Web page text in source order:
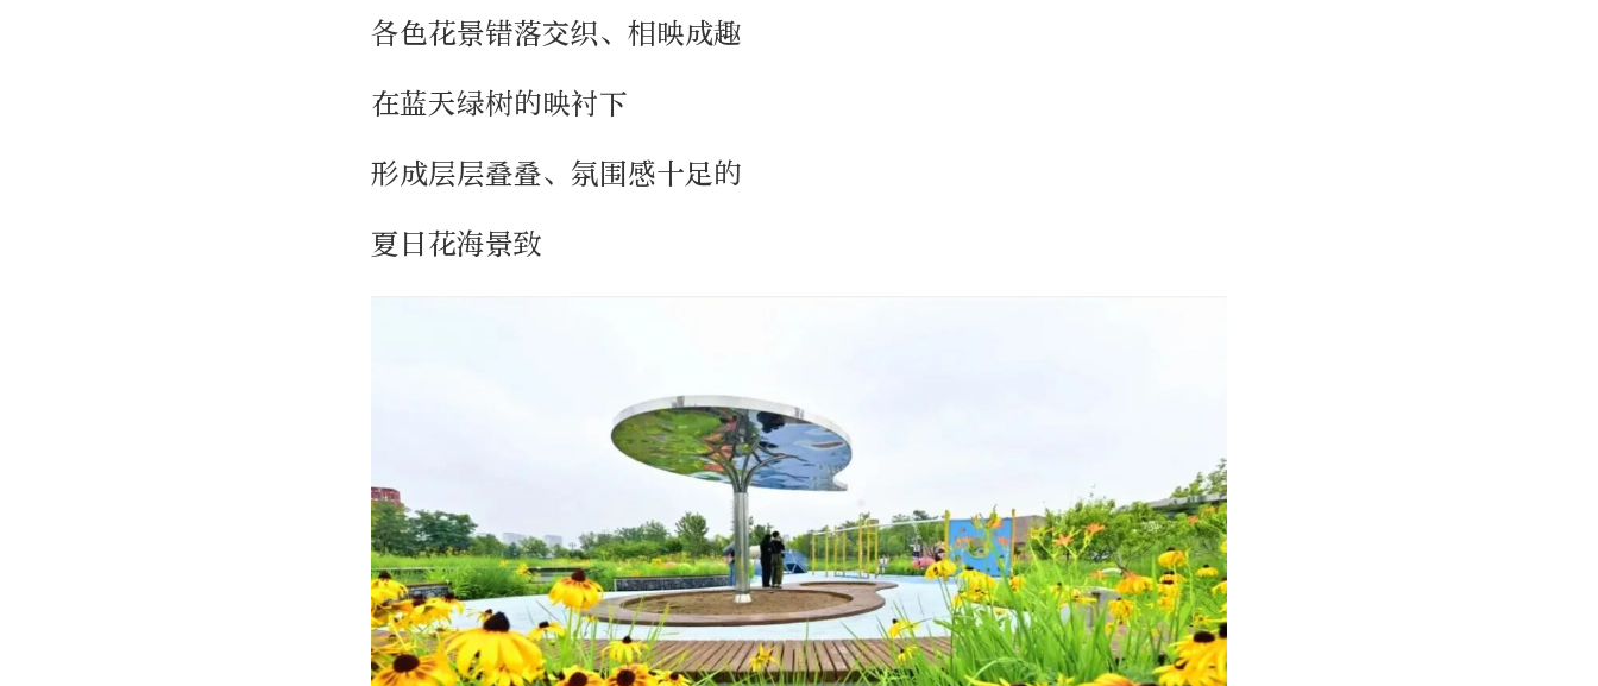
各色花景错落交织、相映成趣
在蓝天绿树的映衬下
形成层层叠叠、氛围感十足的
夏日花海景致